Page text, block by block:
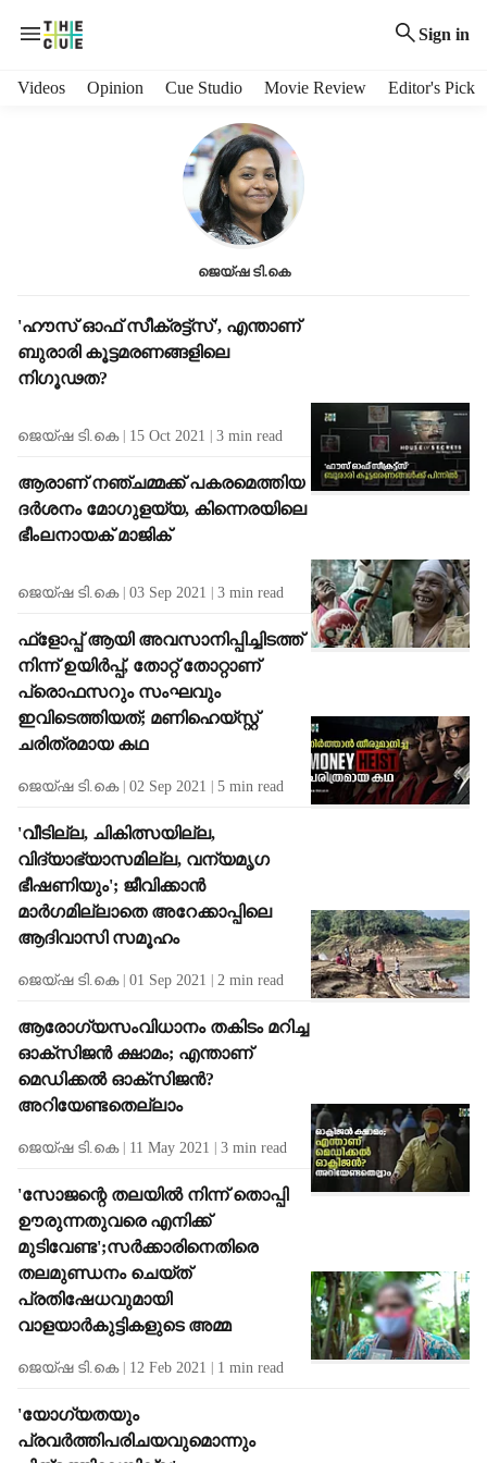
Sign in
Videos Opinion Cue Studio Movie Review Editor's Pick
ജെയ്ഷ ടി.കെ
S
t
o
e
f
r
o
t
e
A
h
r
'ഹൗസ് ഓഫ് സീക്രട്ട്‌സ്', എന്താണ്
ബുരാരി കൂട്ടമരണങ്ങളിലെ
നിഗൂഢത?
ജെയ്ഷ ടി.കെ 15 Oct 2021 3 min read
ആരാണ് നഞ്ചമ്മക്ക് പകരമെത്തിയ
ദര്‍ശനം മോഗുളയ്യ, കിന്നെരയിലെ
ഭീംലനായക് മാജിക്
ജെയ്ഷ ടി.കെ 03 Sep 2021 3 min read
ഫ്ളോപ്പ് ആയി അവസാനിപ്പിച്ചിടത്ത്
നിന്ന് ഉയിര്‍പ്പ്, തോറ്റ് തോറ്റാണ്
പ്രൊഫസറും സംഘവും
ഇവിടെത്തിയത്; മണിഹെയ്സ്റ്റ്
ചരിത്രമായ കഥ
ജെയ്ഷ ടി.കെ 02 Sep 2021 5 min read
'വീടില്ല, ചികിത്സയില്ല,
വിദ്യാഭ്യാസമില്ല, വന്യമൃഗ
ഭീഷണിയും'; ജീവിക്കാന്‍
മാര്‍ഗമില്ലാതെ അറേക്കാപ്പിലെ
ആദിവാസി സമൂഹം
ജെയ്ഷ ടി.കെ 01 Sep 2021 2 min read
ആരോഗ്യസംവിധാനം തകിടം മറിച്ച
ഓക്‌സിജന്‍ ക്ഷാമം; എന്താണ്
മെഡിക്കല്‍ ഓക്‌സിജന്‍?
അറിയേണ്ടതെല്ലാം
ജെയ്ഷ ടി.കെ 11 May 2021 3 min read
'സോജന്റെ തലയില്‍ നിന്ന് തൊപ്പി
ഊരുന്നതുവരെ എനിക്ക്
മുടിവേണ്ട';സര്‍ക്കാരിനെതിരെ
തലമുണ്ഡനം ചെയ്ത്
പ്രതിഷേധവുമായി
വാളയാര്‍കുട്ടികളുടെ അമ്മ
ജെയ്ഷ ടി.കെ 12 Feb 2021 1 min read
'യോഗ്യതയും
പ്രവര്‍ത്തിപരിചയവുമൊന്നും